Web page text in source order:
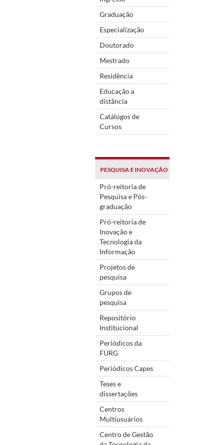
Graduação
Especialização
Doutorado
Mestrado
Residência
Educação a
distância
Catálogos de
Cursos
PESQUISA E INOVAÇÃO
Pró-reitoria de
Pesquisa e Pós-
graduação
Pró-reitoria de
Inovação e
Tecnologia da
Informação
Projetos de
pesquisa
Grupos de
pesquisa
Repositório
Institucional
Periódicos da
FURG
Periódicos Capes
Teses e
dissertações
Centros
Multiusuários
Centro de Gestão